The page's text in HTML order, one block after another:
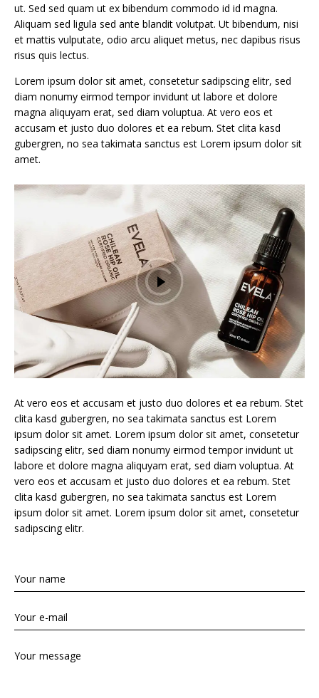
ut. Sed sed quam ut ex bibendum commodo id id magna.
Aliquam sed ligula sed ante blandit volutpat. Ut bibendum, nisi
et mattis vulputate, odio arcu aliquet metus, nec dapibus risus
risus quis lectus.
Lorem ipsum dolor sit amet, consetetur sadipscing elitr, sed
diam nonumy eirmod tempor invidunt ut labore et dolore
magna aliquyam erat, sed diam voluptua. At vero eos et
accusam et justo duo dolores et ea rebum. Stet clita kasd
gubergren, no sea takimata sanctus est Lorem ipsum dolor sit
amet.
At vero eos et accusam et justo duo dolores et ea rebum. Stet
clita kasd gubergren, no sea takimata sanctus est Lorem
ipsum dolor sit amet. Lorem ipsum dolor sit amet, consetetur
sadipscing elitr, sed diam nonumy eirmod tempor invidunt ut
labore et dolore magna aliquyam erat, sed diam voluptua. At
vero eos et accusam et justo duo dolores et ea rebum. Stet
clita kasd gubergren, no sea takimata sanctus est Lorem
ipsum dolor sit amet. Lorem ipsum dolor sit amet, consetetur
sadipscing elitr.